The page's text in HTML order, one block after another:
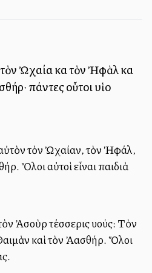
Ὠχαία καὶ τὸν Ἠφὰλ καὶ
πάντες οὗτοι υἱοὶ
τὸν Ὠχαίαν, τὸν Ἠφάλ,
Ὅλοι αὐτοὶ εἶναι παιδιὰ
Ἀσοὺρ τέσσερις υἱούς: Τὸν
καὶ τὸν Ἀασθήρ. Ὅλοι